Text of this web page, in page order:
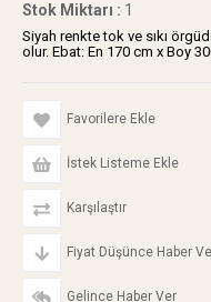
Stok Miktarı : 1
Siyah renkte tok ve sıkı
olur. Ebat: En 170 cm x Boy
Favorilere Ekle
İstek Listeme Ekle
Karşılaştır
Fiyat Düşünce Haber
Gelince Haber Ver